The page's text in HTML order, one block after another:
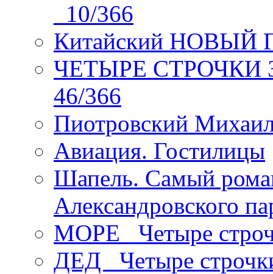
_10/366
Китайский НОВЫЙ
ЧЕТЫРЕ СТРОЧКИ
46/366
Пиотровский
Авиация. Гостилицы
Шапель. Самый
Александровского
МОРЕ _Четыре
ДЕД _Четыре